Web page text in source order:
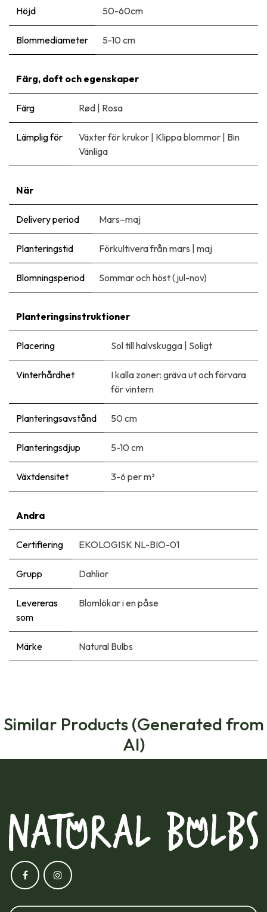
Höjd 50-60cm
Blommediameter 5-10 cm
Färg, doft och egenskaper
Färg Rød | Rosa
Lämplig för Växter för krukor | Klippa blommor | Bin
Vänliga
När
Delivery period Mars–maj
Planteringstid Förkultivera från mars | maj
Blomningsperiod Sommar och höst (jul-nov)
Planteringsinstruktioner
Placering Sol till halvskugga | Soligt
Vinterhårdhet
I kalla zoner: gräva ut och förvara
för vintern
Planteringsavstånd 50 cm
Planteringsdjup 5-10 cm
Växtdensitet 3-6 per m²
Andra
Certifiering EKOLOGISK NL-BIO-01
Grupp Dahlior
Levereras
som
Blomlökar i en påse
Märke Natural Bulbs
Similar Products (Generated from
AI)